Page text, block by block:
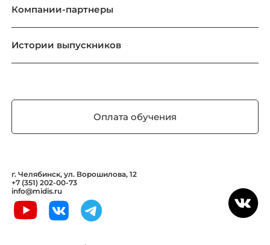
Компании-партнеры
Истории выпускников
Оплата обучения
г. Челябинск, ул. Ворошилова, 12
+7 (351) 202-00-73
info@midis.ru